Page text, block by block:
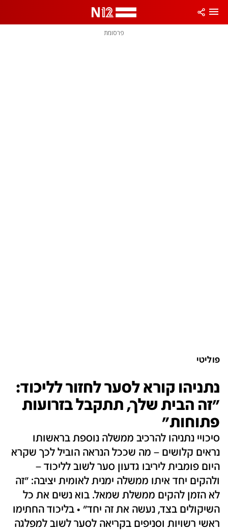
פרסומת
פוליטי
נתניהו קורא לסער לחזור לליכוד:
"זה הבית שלך, תתקבל בזרועות
פתוחות"
סיכויי נתניהו להרכיב ממשלה נוספת בראשותו
נראים קלושים – מה שככל הנראה הוביל לכך שקרא
היום פומבית ליריבו גדעון סער לשוב לליכוד –
ולהקים יחד איתו ממשלה ימנית לאומית יציבה: "זה
לא הזמן להקים ממשלת שמאל. בוא נשים את כל
השיקולים בצד, נעשה את זה יחד" • בליכוד החתימו
ראשי רשויות וסניפים בקריאה לסער לשוב למפלגה